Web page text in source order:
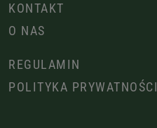
KONTAKT
O NAS
REGULAMIN
POLITYKA PRYWATNOŚCI